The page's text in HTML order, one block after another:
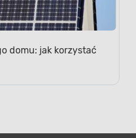
domu: jak korzystać